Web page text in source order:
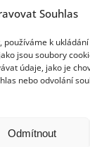
Souhlas
používáme k
jsou soubory
údaje, jako je
nebo odvolání
Odmítnout